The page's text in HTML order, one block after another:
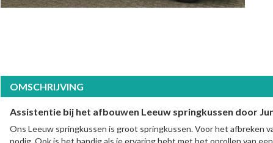
OMSCHRIJVING
Assistentie bij het afbouwen Leeuw springkussen door
Ons Leeuw springkussen is groot springkussen. Voor het afbreken